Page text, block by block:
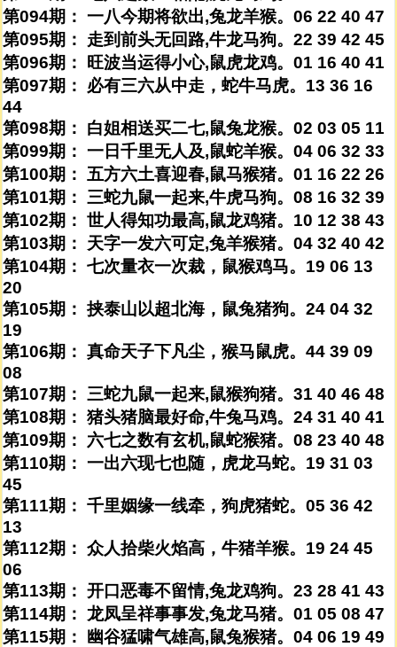
第094期： 一八今期将欲出,兔龙羊猴。06 22 40 47
第095期： 走到前头无回路,牛龙马狗。22 39 42 45
第096期： 旺波当运得小心,鼠虎龙鸡。01 16 40 41
第097期： 必有三六从中走，蛇牛马虎。13 36 16
44
第098期： 白姐相送买二七,鼠兔龙猴。02 03 05 11
第099期： 一日千里无人及,鼠蛇羊猴。04 06 32 33
第100期： 五方六土喜迎春,鼠马猴猪。01 16 22 26
第101期： 三蛇九鼠一起来,牛虎马狗。08 16 32 39
第102期： 世人得知功最高,鼠龙鸡猪。10 12 38 43
第103期： 天字一发六可定,兔羊猴猪。04 32 40 42
第104期： 七次量衣一次裁，鼠猴鸡马。19 06 13
20
第105期： 挟泰山以超北海，鼠兔猪狗。24 04 32
19
第106期： 真命天子下凡尘，猴马鼠虎。44 39 09
08
第107期： 三蛇九鼠一起来,鼠猴狗猪。31 40 46 48
第108期： 猪头猪脑最好命,牛兔马鸡。24 31 40 41
第109期： 六七之数有玄机,鼠蛇猴猪。08 23 40 48
第110期： 一出六现七也随，虎龙马蛇。19 31 03
45
第111期： 千里姻缘一线牵，狗虎猪蛇。05 36 42
13
第112期： 众人拾柴火焰高，牛猪羊猴。19 24 45
06
第113期： 开口恶毒不留情,兔龙鸡狗。23 28 41 43
第114期： 龙凤呈祥事事发,兔龙马猪。01 05 08 47
第115期： 幽谷猛啸气雄高,鼠兔猴猪。04 06 19 49